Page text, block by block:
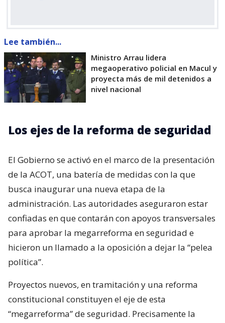
Lee también...
Ministro Arrau lidera
megaoperativo policial en Macul y
proyecta más de mil detenidos a
nivel nacional
Los ejes de la reforma de seguridad
El Gobierno se activó en el marco de la presentación
de la ACOT, una batería de medidas con la que
busca inaugurar una nueva etapa de la
administración. Las autoridades aseguraron estar
confiadas en que contarán con apoyos transversales
para aprobar la megarreforma en seguridad e
hicieron un llamado a la oposición a dejar la “pelea
política”.
Proyectos nuevos, en tramitación y una reforma
constitucional constituyen el eje de esta
“megarreforma” de seguridad. Precisamente la